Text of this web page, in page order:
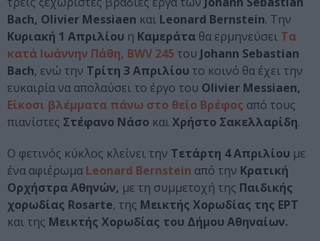
Bach, Olivier Messiaen και Leonard Bernstein. Την
Κυριακή 1 Απριλίου η Καμεράτα θα ερμηνεύσει Τα
κατά Ιωάννην Πάθη, BWV 245 του Johann Sebastian
Bach, ενώ την Τρίτη 3 Απριλίου το κοινό θα έχει την
ευκαιρία να απολαύσει το έργο του Olivier Messiaen,
Είκοσι βλέμματα πάνω στο θείο Βρέφος από τους
πιανίστες Στέφανο Νάσο καιΧρήστο Σακελλαρίδη.
Ο φετινός κύκλος κλείνει την Τετάρτη 4 Απριλίου με
ένα αφιέρωμα Leonard Bernstein από την Κρατική
Ορχήστρα Αθηνών, με τη συμμετοχή της Παιδικής
χορωδίας Rosarte, της Μεικτής Χορωδίας της ΕΡΤ
και της Μεικτής Χορωδίας του Δήμου Αθηναίων.